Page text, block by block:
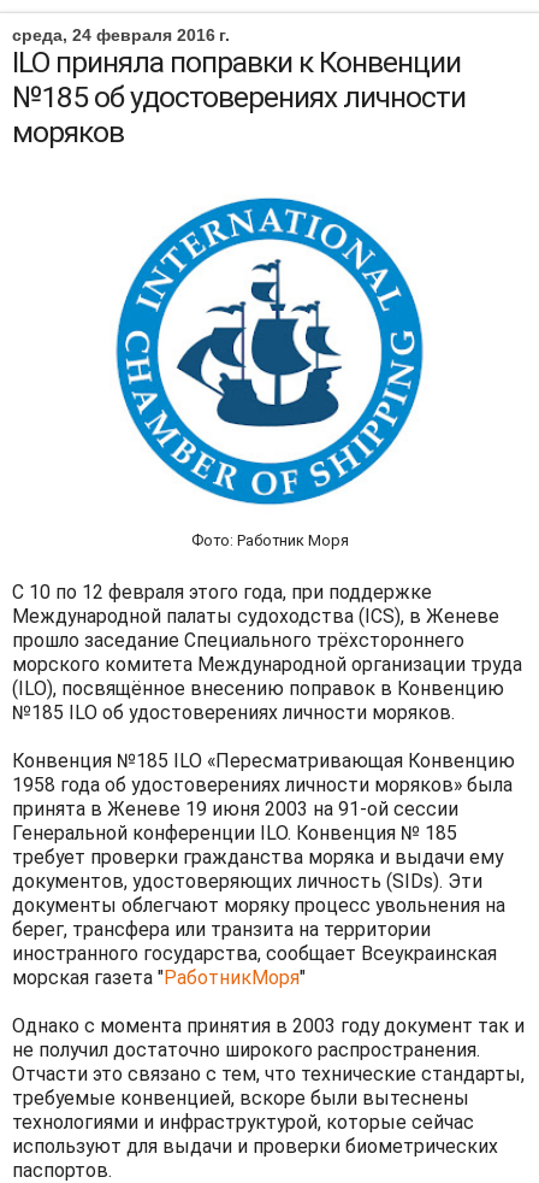
среда, 24 февраля 2016 г.
ILO приняла поправки к Конвенции
№185 об удостоверениях личности
моряков
Фото: Работник Моря
С 10 по 12 февраля этого года, при поддержке
Международной палаты судоходства (ICS), в Женеве
прошло заседание Специального трёхстороннего
морского комитета Международной организации труда
(ILO), посвящённое внесению поправок в Конвенцию
№185 ILO об удостоверениях личности моряков.
Конвенция №185 ILO «Пересматривающая Конвенцию
1958 года об удостоверениях личности моряков» была
принята в Женеве 19 июня 2003 на 91-ой сессии
Генеральной конференции ILO. Конвенция № 185
требует проверки гражданства моряка и выдачи ему
документов, удостоверяющих личность (SIDs). Эти
документы облегчают моряку процесс увольнения на
берег, трансфера или транзита на территории
иностранного государства, сообщает Всеукраинская
морская газета "РаботникМоря"
Однако с момента принятия в 2003 году документ так и
не получил достаточно широкого распространения.
Отчасти это связано с тем, что технические стандарты,
требуемые конвенцией, вскоре были вытеснены
технологиями и инфраструктурой, которые сейчас
используют для выдачи и проверки биометрических
паспортов.